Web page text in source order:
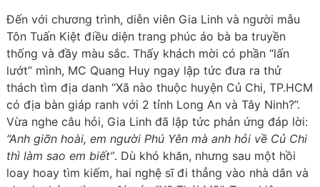
Đến với chương trình, diễn viên Gia Linh và người mẫu
Tôn Tuấn Kiệt điều diện trang phúc áo bà ba truyền
thống và đầy màu sắc. Thấy khách mời có phần “lấn
lướt” mình, MC Quang Huy ngay lập tức đưa ra thử
thách tìm địa danh “Xã nào thuộc huyện Củ Chi, TP.HCM
có địa bàn giáp ranh với 2 tỉnh Long An và Tây Ninh?”.
Vừa nghe câu hỏi, Gia Linh đã lập tức phản ứng đáp lời:
“Anh giỡn hoài, em người Phú Yên mà anh hỏi về Củ Chi
thì làm sao em biết”. Dù khó khăn, nhưng sau một hồi
loay hoay tìm kiếm, hai nghệ sĩ đi thẳng vào nhà dân và